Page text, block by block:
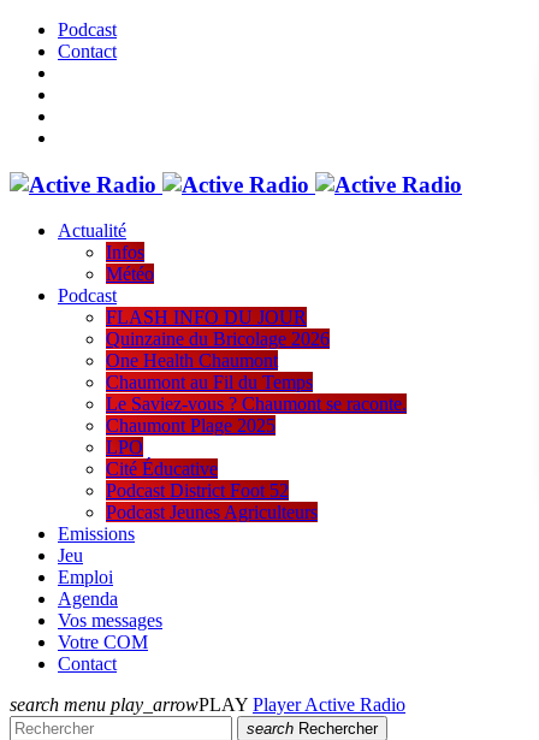
Podcast
Contact
Actualité
Infos
Météo
Podcast
FLASH INFO DU JOUR
Quinzaine du Bricolage 2026
One Health Chaumont
Chaumont au Fil du Temps
Le Saviez-vous ? Chaumont se raconte.
Chaumont Plage 2025
LPO
Cité Éducative
Podcast District Foot 52
Podcast Jeunes Agriculteurs
Emissions
Jeu
Emploi
Agenda
Vos messages
Votre COM
Contact
search menu play_arrowPLAY Player Active Radio
search Rechercher